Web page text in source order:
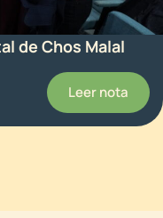
de Chos Malal
Leer nota